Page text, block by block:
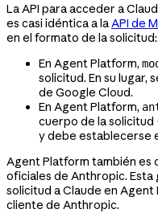
La API para acceder a
es casi idéntica a laAPI de
en el formato de la solicitud:
En Agent Platform,
solicitud. En su lugar,
de Google Cloud.
En Agent Platform,
cuerpo de la solicitud
y debe establecerse
Agent Platform también es
oficiales de Anthropic. Esta
solicitud a Claude en Agent
cliente de Anthropic.